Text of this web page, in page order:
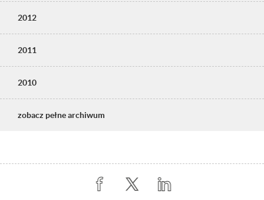
2012
2011
2010
zobacz pełne archiwum